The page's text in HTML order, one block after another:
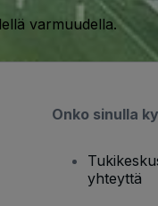
varmuudella.
Onko sinulla
yhteyttä